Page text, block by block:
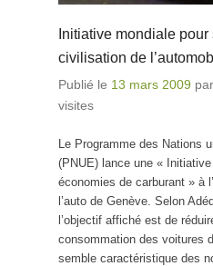
Initiative mondiale
civilisation de
Publié le 13 mars 2009 par
visites
Le Programme des Nations
(PNUE) lance une «
économies de carburant » à
l’auto de Genève. Selon
l’objectif affiché est de
consommation des voitures
semble caractéristique des